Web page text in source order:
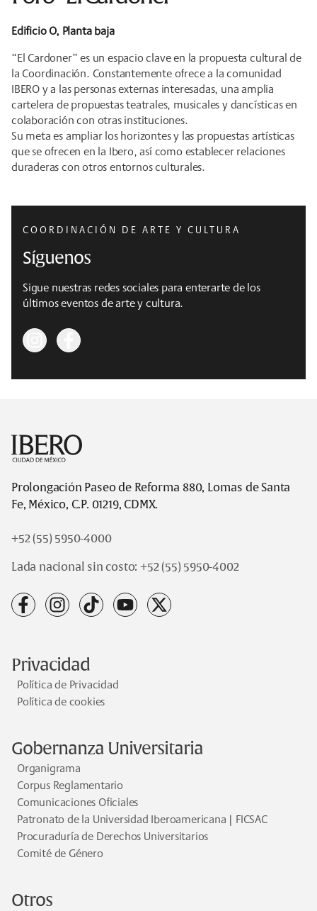
Edificio O, Planta baja
“El Cardoner” es un espacio clave en la propuesta cultural de
la Coordinación. Constantemente ofrece a la comunidad
IBERO y a las personas externas interesadas, una amplia
cartelera de propuestas teatrales, musicales y dancísticas en
colaboración con otras instituciones.
Su meta es ampliar los horizontes y las propuestas artísticas
que se ofrecen en la Ibero, así como establecer relaciones
duraderas con otros entornos culturales.
COORDINACIÓN DE ARTE Y CULTURA
Síguenos
Sigue nuestras redes sociales para enterarte de los
últimos eventos de arte y cultura.
Prolongación Paseo de Reforma 880, Lomas de Santa
Fe, México, C.P. 01219, CDMX.
+52 (55) 5950-4000
Lada nacional sin costo: +52 (55) 5950-4002
facebookinstagram
tiktok youtube
x
Privacidad
Política de Privacidad
Política de cookies
Gobernanza Universitaria
Organigrama
Corpus Reglamentario
Comunicaciones Oficiales
Patronato de la Universidad Iberoamericana | FICSAC
Procuraduría de Derechos Universitarios
Comité de Género
Otros